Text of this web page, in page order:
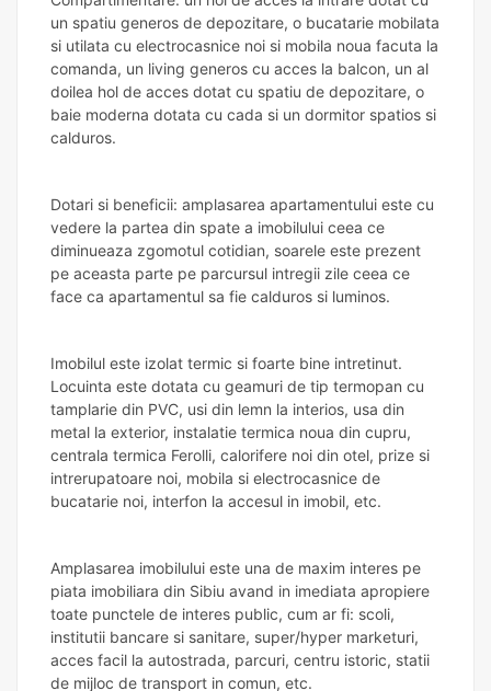
un spatiu generos de depozitare, o bucatarie mobilata
si utilata cu electrocasnice noi si mobila noua facuta la
comanda, un living generos cu acces la balcon, un al
doilea hol de acces dotat cu spatiu de depozitare, o
baie moderna dotata cu cada si un dormitor spatios si
calduros.
Dotari si beneficii: amplasarea apartamentului este cu
vedere la partea din spate a imobilului ceea ce
diminueaza zgomotul cotidian, soarele este prezent
pe aceasta parte pe parcursul intregii zile ceea ce
face ca apartamentul sa fie calduros si luminos.
Imobilul este izolat termic si foarte bine intretinut.
Locuinta este dotata cu geamuri de tip termopan cu
tamplarie din PVC, usi din lemn la interios, usa din
metal la exterior, instalatie termica noua din cupru,
centrala termica Ferolli, calorifere noi din otel, prize si
intrerupatoare noi, mobila si electrocasnice de
bucatarie noi, interfon la accesul in imobil, etc.
Amplasarea imobilului este una de maxim interes pe
piata imobiliara din Sibiu avand in imediata apropiere
toate punctele de interes public, cum ar fi: scoli,
institutii bancare si sanitare, super/hyper marketuri,
acces facil la autostrada, parcuri, centru istoric, statii
de mijloc de transport in comun, etc.